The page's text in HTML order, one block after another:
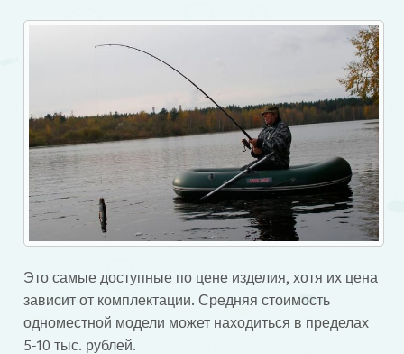
Это самые доступные по цене изделия, хотя их цена
зависит от комплектации. Средняя стоимость
одноместной модели может находиться в пределах
5-10 тыс. рублей.